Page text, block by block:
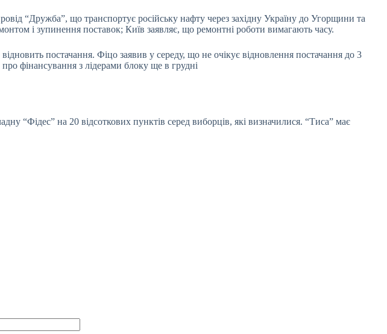
“Дружба”, що транспортує російську нафту через західну Україну до Угорщини та
і зупинення поставок; Київ заявляє, що ремонтні роботи вимагають часу.
постачання. Фіцо заявив у середу, що не очікує відновлення постачання до 3
фінансування з лідерами блоку ще в грудні
“Фідес” на 20 відсоткових пунктів серед виборців, які визначилися. “Тиса” має